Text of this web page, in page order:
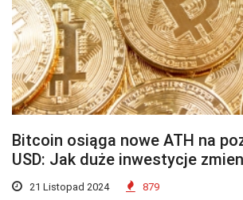
Bitcoin osiąga nowe ATH na
USD: Jak duże inwestycje
21 Listopad 2024 879